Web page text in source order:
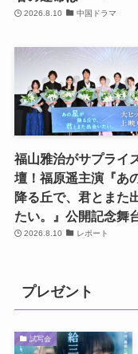
2026.8.10 中国ドラマ
福山雅治がサプライ
壇！福原遥主演『あ
降る丘で、君とまた
たい。』公開記念舞
2026.8.10 レポート
プレゼント
試写会